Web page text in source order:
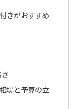
きがおすすめ
場と予算の立